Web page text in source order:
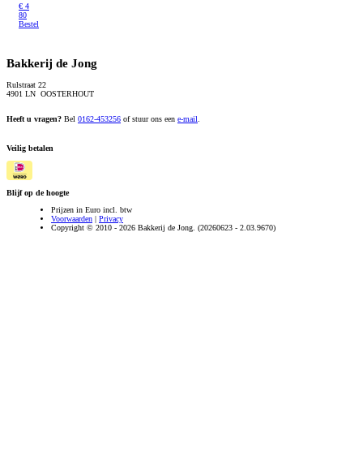
€ 4
80
Bestel
Bakkerij de Jong
Rulstraat 22
4901 LN OOSTERHOUT
Heeft u vragen? Bel 0162-453256 of stuur ons een e-mail.
Veilig betalen
Blijf op de hoogte
Prijzen in Euro incl. btw
Voorwaarden
Privacy
Copyright © 2010 - 2026 Bakkerij de Jong. (20260623 - 2.03.9670)